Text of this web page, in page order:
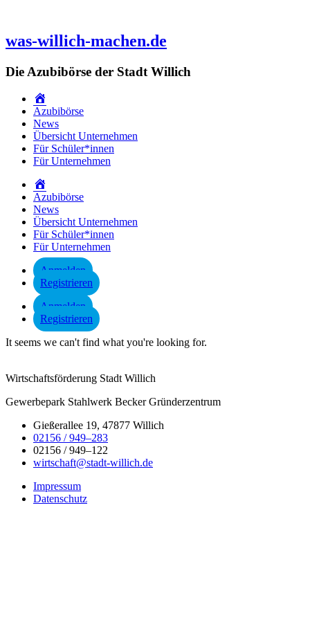
was-willich-machen.de
Die Azubibörse der Stadt Willich
Azubibörse
News
Übersicht Unternehmen
Für Schüler*innen
Für Unternehmen
Azubibörse
News
Übersicht Unternehmen
Für Schüler*innen
Für Unternehmen
Anmelden
Registrieren
Anmelden
Registrieren
It seems we can't find what you're looking for.
Wirtschaftsförderung Stadt Willich
Gewerbepark Stahlwerk Becker Gründerzentrum
Gießerallee 19, 47877 Willich
02156 / 949–283
02156 / 949–122
wirtschaft@stadt-willich.de
Impressum
Datenschutz